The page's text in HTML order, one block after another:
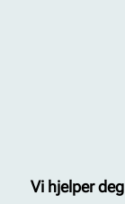
Vi hjelper deg